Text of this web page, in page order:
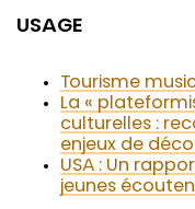
USAGE
Tourisme
La «
culturelles :
enjeux de
USA : Un
jeunes